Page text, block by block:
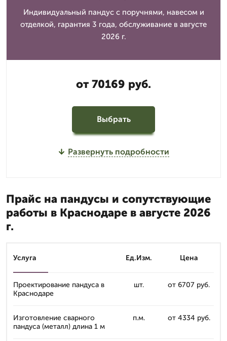
Индивидуальный пандус с поручнями, навесом и
отделкой, гарантия 3 года, обслуживание в августе
2026 г.
от 70169 руб.
Выбрать
Развернуть подробности
Прайс на пандусы и сопутствующие
работы в Краснодаре в августе 2026
г.
Услуга Ед.Изм. Цена
Проектирование пандуса в
Краснодаре
шт. от 6707 руб.
Изготовление сварного
пандуса (металл) длина 1 м
п.м. от 4334 руб.